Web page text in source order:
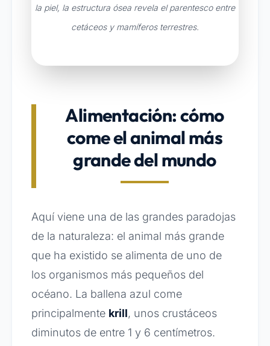
la piel, la estructura ósea revela el parentesco entre
cetáceos y mamíferos terrestres.
Alimentación: cómo
come el animal más
grande del mundo
Aquí viene una de las grandes paradojas
de la naturaleza: el animal más grande
que ha existido se alimenta de uno de
los organismos más pequeños del
océano. La ballena azul come
principalmente krill, unos crustáceos
diminutos de entre 1 y 6 centímetros.